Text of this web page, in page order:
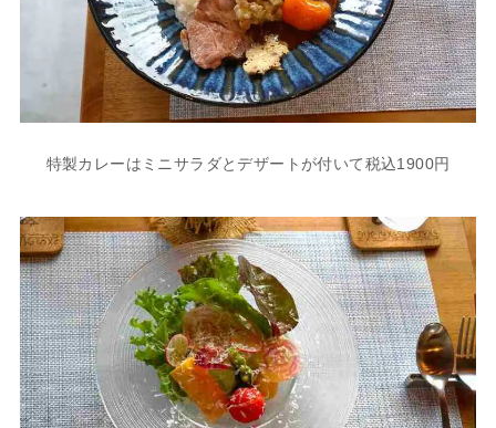
特製カレーはミニサラダとデザートが付いて税込1900円